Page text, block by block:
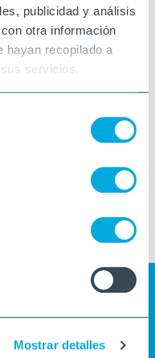
publicidad y análisis
otra información
hayan recopilado a
servicios.
Mostrar detalles